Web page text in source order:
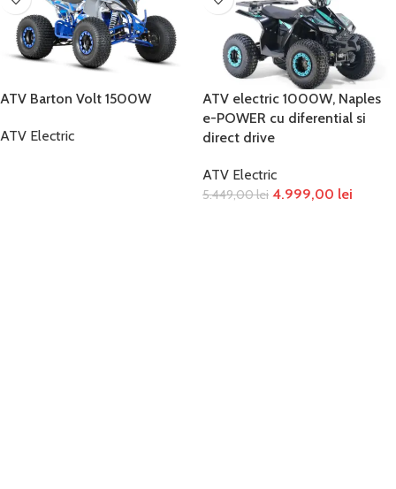
ATV Barton Volt 1500W
ATV Electric
ATV electric 1000W, Naples
e-POWER cu diferential si
direct drive
ATV Electric
5.449,00lei 4.999,00 lei